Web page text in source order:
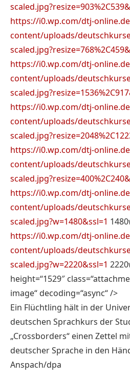
https://i0.wp.com/dtj-
content/uploads/
https://i0.wp.com/dtj-
content/uploads/
https://i0.wp.com/dtj-
content/uploads/
https://i0.wp.com/dtj-
content/uploads/
https://i0.wp.com/dtj-
content/uploads/
scaled.jpg?w=1480&ssl=1
https://i0.wp.com/dtj-
content/uploads/
scaled.jpg?w=2220&ssl=1
height=“1529″
image“ decoding=“async“ />
Ein Flüchtling hält in der
deutschen Sprachkurs der
„Crossborders“ einen Zettel
deutscher Sprache in den
Anspach/dpa